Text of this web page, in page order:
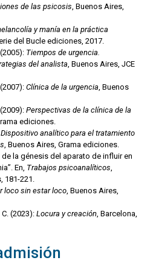
de las psicosis , Buenos Aires,
y manía en la práctica
del Bucle ediciones, 2017.
Tiempos de urgencia.
del analista , Buenos Aires, JCE
(2007):Clínica de la urgencia , Buenos
(2009):Perspectivas de la clínica de la
ediciones.
Dispositivo analítico para el tratamiento
, Buenos Aires, Grama ediciones.
de la génesis del aparato de influir en
En, Trabajos psicoanalíticos
221.
loco sin estar loco , Buenos Aires,
C. (2023):Locura y creación , Barcelona,